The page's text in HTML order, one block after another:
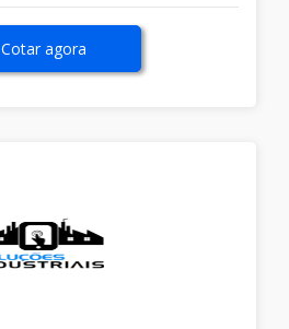
Cotar agora